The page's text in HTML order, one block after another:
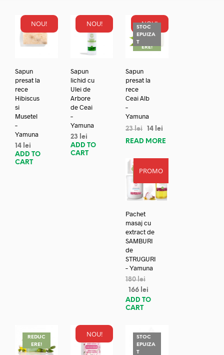
NOU!
Sapun
presat la
rece
Hibiscus
si
Musetel
–
Yamuna
14 lei
ADD TO
CART
NOU!
Sapun
lichid cu
Ulei de
Arbore
de Ceai
–
Yamuna
23
lei
ADD TO
CART
NOU!
STOC
EPUIZA
TREDUC
ERE!
Sapun
presat la
rece
Ceai Alb
–
Yamuna
23lei 14 lei
READ MORE
PROMO
REDUC
Pachet
masaj cu
extract de
SAMBURI
de
STRUGURI
– Yamuna
180lei
166 lei
ADD TO
CART
REDUC
ERE!
NOU!
STOC
EPUIZA
T